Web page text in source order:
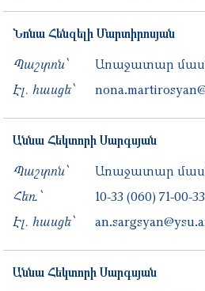
Նոնա Հենզելի Մարտիրոսյան
Պաշտոն՝
Առաջատար
Էլ. հասցե՝
Աննա Հեկտորի Սարգսյան
Պաշտոն՝
Առաջատար
Հեռ․՝
10-33 (060) 71-00-33
Էլ. հասցե՝
Աննա Հեկտորի Սարգսյան